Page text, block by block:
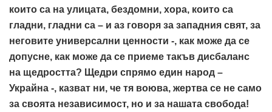
които са на улицата, бездомни, хора, които са
гладни, гладни са – и аз говоря за западния свят, за
неговите универсални ценности -, как може да се
допусне, как може да се приеме такъв дисбаланс
на щедростта? Щедри спрямо един народ –
Украйна -, казват ни, че тя воюва, жертва се не само
за своята независимост, но и за нашата свобода!